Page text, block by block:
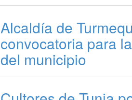
Alcaldía de
convocatoria para
del municipio